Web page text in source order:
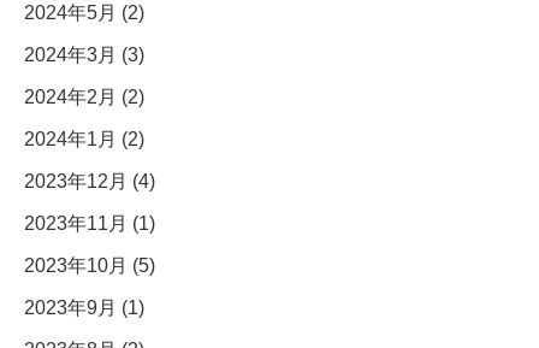
2024年5月 (2)
2024年3月 (3)
2024年2月 (2)
2024年1月 (2)
2023年12月 (4)
2023年11月 (1)
2023年10月 (5)
2023年9月 (1)